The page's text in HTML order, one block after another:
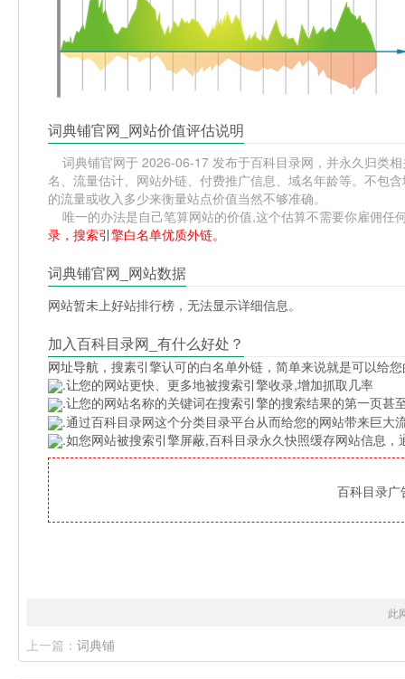
词典铺官网_网站价值评估说明
词典铺官网于 2026-06-17 发布于百科目录网，并永久归类
名、流量估计、网站外链、付费推广信息、域名年龄等。不包
的流量或收入多少来衡量站点价值当然不够准确。
唯一的办法是自己笔算网站的价值,这个估算不需要你雇佣任
录，搜索引擎白名单优质外链。
词典铺官网_网站数据
网站暂未上好站排行榜，无法显示详细信息。
加入百科目录网_有什么好处？
网址导航 ，搜素引擎认可的白名单外链，简单来说就是可以给
.让您的网站更快、更多地被搜索引擎收录,增加抓取几率
.让您的网站名称的关键词在搜索引擎的搜索结果的第一页甚
.通过百科目录网这个分类目录平台从而给您的网站带来巨大
.如您网站被搜索引擎屏蔽,百科目录永久快照缓存网站信息
百科目录
此
上一篇： 词典铺